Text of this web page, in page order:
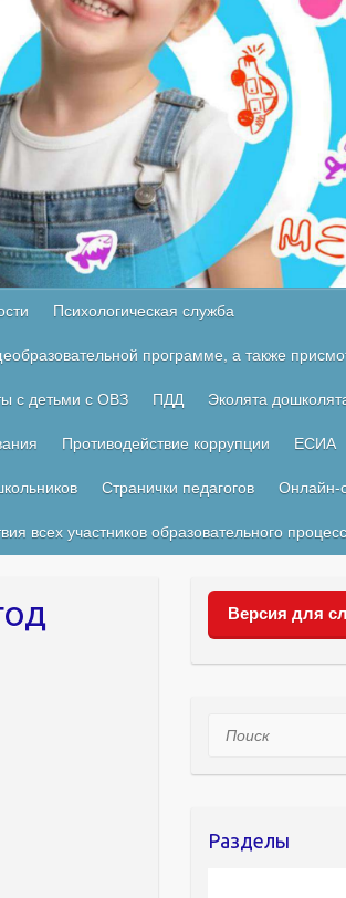
Психологическая служба
программе, а также
с детьми с ОВЗ ПДД Эколята
Противодействие коррупции ЕСИА
Странички педагогов Онлайн-
всех участников образовательного
Версия для
Поиск
Разделы